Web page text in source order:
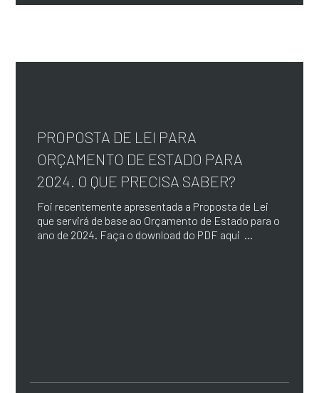
PROPOSTA DE LEI PARA
ORÇAMENTO DE ESTADO PARA
2024. O QUE PRECISA SABER?
Foi recentemente apresentada a Proposta de Lei
que servirá de base ao Orçamento de Estado para o
ano de 2024. Faça o download do PDF aqui ...